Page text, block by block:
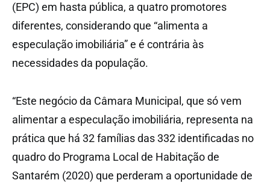
(EPC) em hasta pública, a quatro promotores
diferentes, considerando que “alimenta a
especulação imobiliária” e é contrária às
necessidades da população.
“Este negócio da Câmara Municipal, que só vem
alimentar a especulação imobiliária, representa na
prática que há 32 famílias das 332 identificadas no
quadro do Programa Local de Habitação de
Santarém (2020) que perderam a oportunidade de